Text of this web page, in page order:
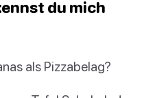
du mich
als Pizzabelag?